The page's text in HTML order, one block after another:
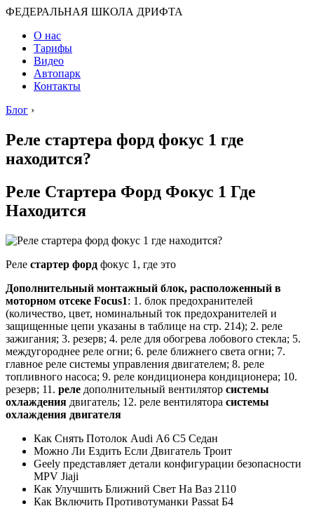
ФЕДЕРАЛЬНАЯ ШКОЛА ДРИФТА
О нас
Тарифы
Видео
Автопарк
Контакты
Блог ›
Реле стартера форд фокус 1 где
находится?
Реле Стартера Форд Фокус 1 Где
Находится
Реле стартер форд фокус 1, где это
Дополнительный монтажный блок, расположенный в
моторном отсеке Focus1: 1. блок предохранителей
(количество, цвет, номинальный ток предохранителей и
защищенные цепи указаны в таблице на стр. 214); 2. реле
зажигания; 3. резерв; 4. реле для обогрева лобового стекла; 5.
междугороднее реле огни; 6. реле ближнего света огни; 7.
главное реле системы управления двигателем; 8. реле
топливного насоса; 9. реле кондиционера кондиционера; 10.
резерв; 11. реле дополнительный вентилятор системы
охлаждения двигатель; 12. реле вентилятора системы
охлаждения двигателя
Как Снять Потолок Audi А6 С5 Седан
Можно Ли Ездить Если Двигатель Троит
Geely представляет детали конфигурации безопасности
MPV Jiaji
Как Улучшить Ближний Свет На Ваз 2110
Как Включить Противотуманки Passat Б4